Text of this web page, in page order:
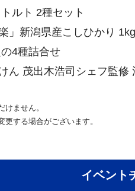
ルト 2種セット
」新潟県産こしひかり 1kg
4種詰合せ
ん 茂出木浩司シェフ監修
ません。
する場合がございます。
イベント